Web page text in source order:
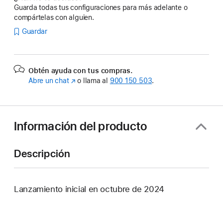
Guarda todas tus configuraciones para más adelante o
compártelas con alguien.
Guardar
Obtén ayuda con tus compras.
Abre un chat(Se
ventana
nueva)
o llama al 900 150 503.
Información del producto
Descripción
Lanzamiento inicial en octubre de 2024